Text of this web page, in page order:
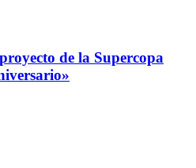
de la Supercopa